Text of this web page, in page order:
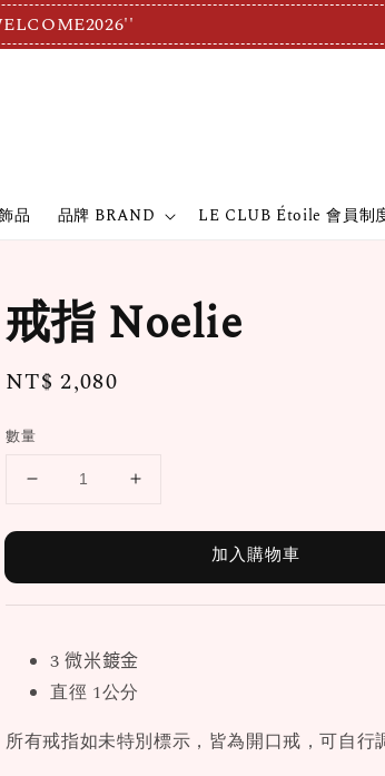
品 品牌 BRAND LE CLUB Étoile 會員制
戒指 Noelie
Regular
NT$ 2,080
數量
加入購物車
3 微米鍍金
直徑 1公分
所有戒指如未特別標示，皆為開口戒，可自行